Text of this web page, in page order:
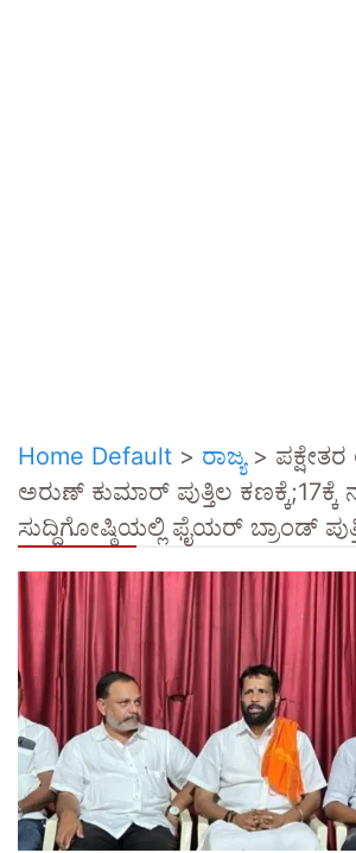
Home Default > ರಾಜ್ಯ>
ಅರುಣ್ ಕುಮಾರ್ ಪುತ್ತಿಲ ಕಣಕ್ಕೆ;17ಕ್ಕೆ
ಸುದ್ದಿಗೋಷ್ಠಿಯಲ್ಲಿ ಫೈಯರ್ ಬ್ರಾಂಡ್